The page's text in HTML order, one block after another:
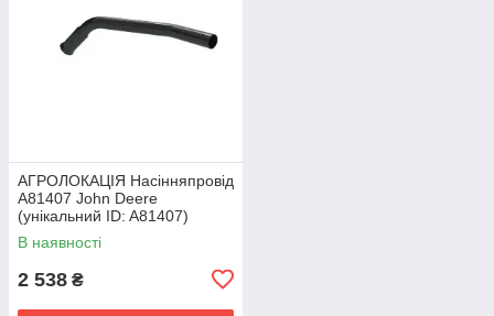
АГРОЛОКАЦІЯ Насінняпровід
A81407 John Deere
(унікальний ID: A81407)
В наявності
2 538 ₴